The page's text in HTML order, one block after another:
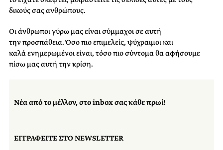
δικούς σας ανθρώπους.
Οι άνθρωποι γύρω μας είναι σύμμαχοι σε αυτή
την προσπάθεια. Όσο πιο επιμελείς, ψύχραιμοι και
καλά ενημερωμένοι είναι, τόσο πιο σύντομα θα αφήσουμε
πίσω μας αυτή την κρίση.
Νέα από το μέλλον, στο inbox σας κάθε πρωί!
ΕΓΓΡΑΦΕΙΤΕ ΣΤΟ NEWSLETTER